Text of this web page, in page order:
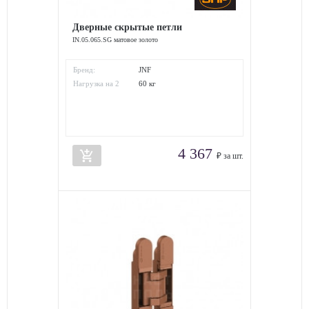
Дверные скрытые петли
IN.05.065.SG матовое золото
Бренд:
JNF
Нагрузка на 2
60 кг
add_shopping_cart 4 367 ₽ за шт.